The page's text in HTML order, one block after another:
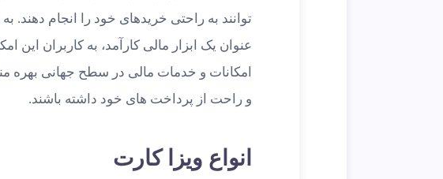
توانند به راحتی خریدهای خود را انجام دهند.
عنوان یک ابزار مالی کارآمد، به کاربران این
امکانات و خدمات مالی در سطح جهانی بهره
و راحت از پرداخت های خود داشته باشند.
انواع ویزا کارت